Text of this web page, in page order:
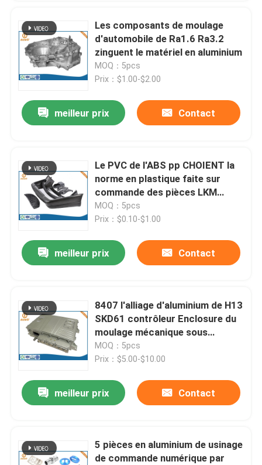
Aperçu
Les composants de moulage
d'automobile de Ra1.6 Ra3.2
zinguent le matériel en aluminium
MOQ：5pcs
Prix：$1.00-$2.00
meilleur prix Contact
Le PVC de l'ABS pp CHOIENT la
norme en plastique faite sur
commande des pièces LKM
HASCO de l'injection PA66
MOQ：5pcs
Prix：$0.10-$1.00
meilleur prix Contact
8407 l'alliage d'aluminium de H13
SKD61 contrôleur Enclosure du
moulage mécanique sous
pression EV
MOQ：5pcs
Prix：$5.00-$10.00
meilleur prix Contact
5 pièces en aluminium de usinage
de commande numérique par